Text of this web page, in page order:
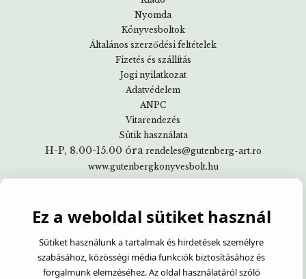
Nyomda
Könyvesboltok
Általános szerződési feltételek
Fizetés és szállítás
Jogi nyilatkozat
Adatvédelem
ANPC
Vitarendezés
Sütik használata
H-P, 8.00-15.00 óra rendeles@gutenberg-art.ro
www.gutenbergkonyvesbolt.hu
Iratkozzon fel hírlevelünkre
Ez a weboldal sütiket használ
Sütiket használunk a tartalmak és hirdetések személyre
szabásához, közösségi média funkciók biztosításához és
forgalmunk elemzéséhez. Az oldal használatáról szóló